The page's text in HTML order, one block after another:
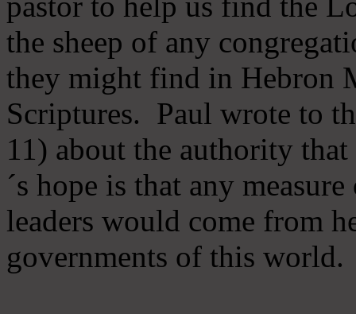
the sheep of any
they might find in Hebron
Scriptures. Paul wrote to
11) about the authority
´s hope is that any
leaders would come from
governments of this world.